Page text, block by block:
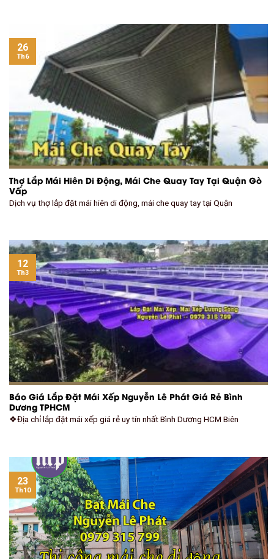
Thợ Lắp Mái Hiên Di Động, Mái Che Quay Tay Tại Quận Gò
Vấp
Dịch vụ thợ lắp đặt mái hiên di động, mái che quay tay tại Quận
26
Th6
Báo Giá Lắp Đặt Mái Xếp Nguyễn Lê Phát Giá Rẻ Bình
Dương TPHCM
❖Địa chỉ lắp đặt mái xếp giá rẻ uy tín nhất Bình Dương HCM Biên
12
Th3
23
Th10